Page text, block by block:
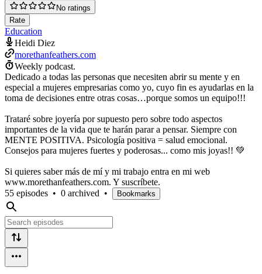
No ratings
Rate
Education
Heidi Diez
morethanfeathers.com
Weekly podcast.
Dedicado a todas las personas que necesiten abrir su mente y en
especial a mujeres empresarias como yo, cuyo fin es ayudarlas en la
toma de decisiones entre otras cosas…porque somos un equipo!!!
Trataré sobre joyería por supuesto pero sobre todo aspectos
importantes de la vida que te harán parar a pensar. Siempre con
MENTE POSITIVA. Psicología positiva = salud emocional.
Consejos para mujeres fuertes y poderosas... como mis joyas!! 💚
Si quieres saber más de mí y mi trabajo entra en mi web
www.morethanfeathers.com. Y suscríbete.
55 episodes • 0 archived • Bookmarks